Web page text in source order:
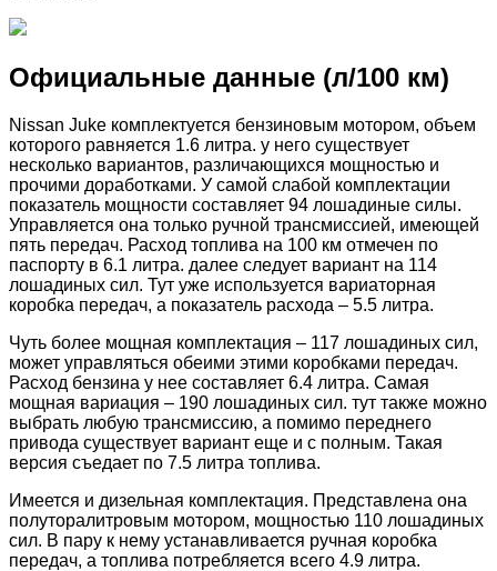
Официальные данные (л/100 км)
Nissan Juke комплектуется бензиновым мотором, объем
которого равняется 1.6 литра. у него существует
несколько вариантов, различающихся мощностью и
прочими доработками. У самой слабой комплектации
показатель мощности составляет 94 лошадиные силы.
Управляется она только ручной трансмиссией, имеющей
пять передач. Расход топлива на 100 км отмечен по
паспорту в 6.1 литра. далее следует вариант на 114
лошадиных сил. Тут уже используется вариаторная
коробка передач, а показатель расхода – 5.5 литра.
Чуть более мощная комплектация – 117 лошадиных сил,
может управляться обеими этими коробками передач.
Расход бензина у нее составляет 6.4 литра. Самая
мощная вариация – 190 лошадиных сил. тут также можно
выбрать любую трансмиссию, а помимо переднего
привода существует вариант еще и с полным. Такая
версия съедает по 7.5 литра топлива.
Имеется и дизельная комплектация. Представлена она
полуторалитровым мотором, мощностью 110 лошадиных
сил. В пару к нему устанавливается ручная коробка
передач, а топлива потребляется всего 4.9 литра.